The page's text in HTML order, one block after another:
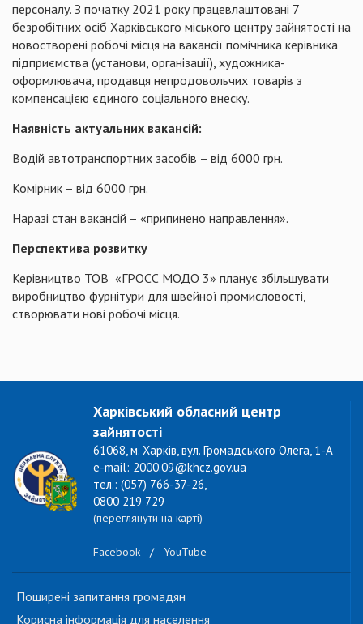
персоналу. З початку 2021 року працевлаштовані 7
безробітних осіб Харківського міського центру зайнятості на
новостворені робочі місця на вакансії помічника керівника
підприємства (установи, організації), художника-
оформлювача, продавця непродовольчих товарів з
компенсацією єдиного соціального внеску.
Наявність актуальних вакансій:
Водій автотранспортних засобів – від 6000 грн.
Комірник – від 6000 грн.
Наразі стан вакансій – «припинено направлення».
Перспектива розвитку
Керівництво ТОВ «ГРОСС МОДО 3» планує збільшувати
виробництво фурнітури для швейної промисловості,
створювати нові робочі місця.
Харківський обласний центр
зайнятості
61068, м. Харків, вул. Громадського Олега, 1-А
e-mail: 2000.09@khcz.gov.ua
тел.: (057) 766-37-26,
0800 219 729
(переглянути на карті)
Facebook / YouTube
Поширені запитання громадян
Корисна інформація для населення